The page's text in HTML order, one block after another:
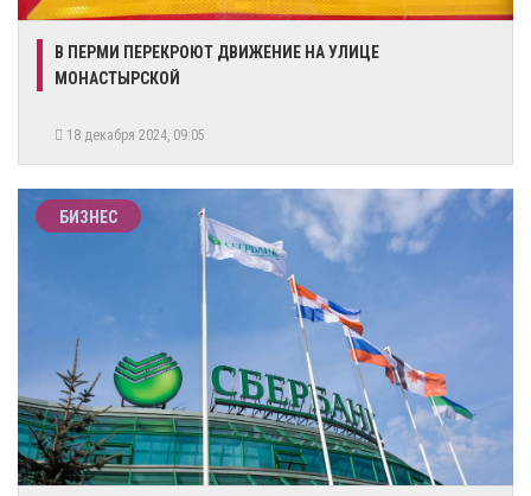
В ПЕРМИ ПЕРЕКРОЮТ ДВИЖЕНИЕ НА УЛИЦЕ
МОНАСТЫРСКОЙ
18 декабря 2024, 09:05
БИЗНЕС